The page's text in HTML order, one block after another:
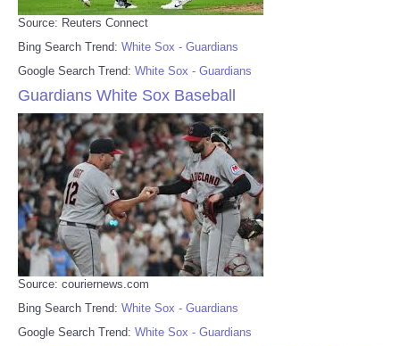
Source: Reuters Connect
Bing Search Trend: White Sox - Guardians
Google Search Trend: White Sox - Guardians
Guardians White Sox Baseball
Source: couriernews.com
Bing Search Trend: White Sox - Guardians
Google Search Trend: White Sox - Guardians